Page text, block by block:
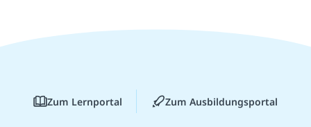
Zum Lernportal Zum Ausbildungsportal